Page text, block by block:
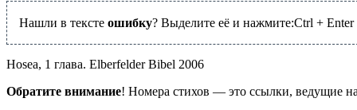
Нашли в тексте ошибку? Выделите её и нажмите:Ctrl + Enter
Hosea, 1 глава. Elberfelder Bibel 2006
Обратите внимание! Номера стихов — это ссылки, ведущие